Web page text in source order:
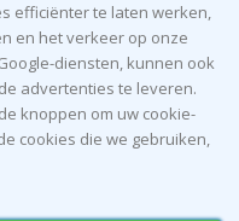
efficiënter te laten werken,
en het verkeer op onze
diensten, kunnen ook
advertenties te leveren.
knoppen om uw cookie-
cookies die we gebruiken,